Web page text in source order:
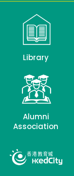
Library
Alumni
Association